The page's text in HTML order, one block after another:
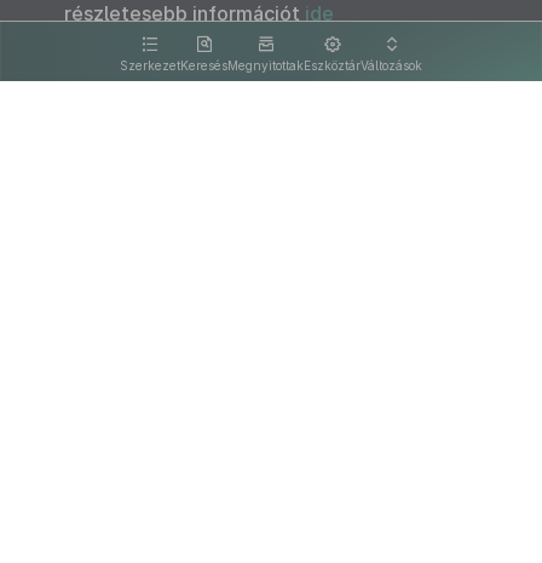
SzerkezetKeresésMegnyitottakEszköztárVáltozások
részletesebb információt ide
kattintva olvashat.